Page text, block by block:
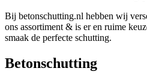
Bij betonschutting.nl hebben wij
ons assortiment & is er en ruime
smaak de perfecte schutting.
Betonschutting